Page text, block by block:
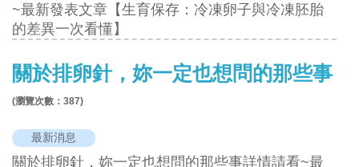
~最新發表文章【生育保存：冷凍卵子與冷凍胚胎
的差異一次看懂】
關於排卵針，妳一定也想問的那些事
(瀏覽次數：387)
最新消息
關於排卵針，妳一定也想問的那些事詳情請看~最